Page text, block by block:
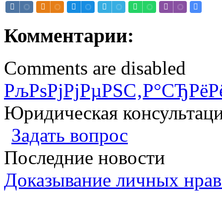
Комментарии:
Comments are disabled
Юридическая
Задать вопрос
Последние новости
Доказывание личных